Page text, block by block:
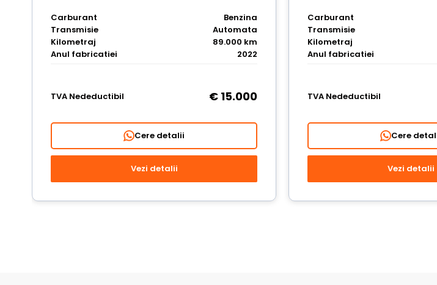
Carburant
Benzina
Transmisie
Automata
Kilometraj
89.000 km
Anul fabricatiei
2022
TVA Nedeductibil € 15.000
Cere detalii
Vezi detalii
Carburant
Transmisie
Kilometraj
Anul fabricatiei
TVA Nedeductibil
Cere
Vezi detalii